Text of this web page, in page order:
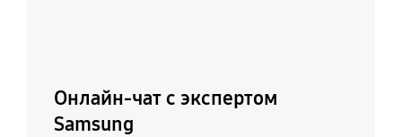
Онлайн-чат с экспертом
Samsung